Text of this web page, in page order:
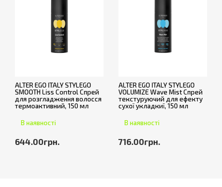
ALTER EGO ITALY STYLEGO
SMOOTH Liss Control Спрей
для розгладження волосся
термоактивний, 150 мл
В наявності
644.00грн.
ALTER EGO ITALY STYLEGO
VOLUMIZE Wave Mist Спрей
текстуруючий для ефекту
сухої укладкиї, 150 мл
В наявності
716.00грн.